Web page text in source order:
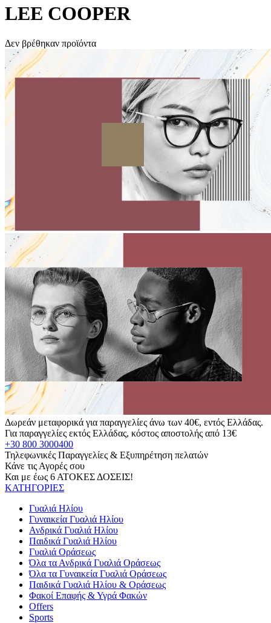
LEE COOPER
Δεν βρέθηκαν προϊόντα
Δωρεάν μεταφορικά για παραγγελίες άνω των 40€, εντός Ελλάδας.
Για παραγγελίες εκτός Ελλάδας, κόστος αποστολής από 13€
+30 800 3000400
Τηλεφωνικές Παραγγελίες & Εξυπηρέτηση πελατών
Κάνε τις Αγορές σου
Και με έως 6 ΑΤΟΚΕΣ ΔΟΣΕΙΣ!
ΚΑΤΗΓΟΡΙΕΣ
Γυαλιά Ηλίου
Γυναικεία Γυαλιά Ηλίου
Ανδρικά Γυαλιά Ηλίου
Παιδικά Γυαλιά Ηλίου
Γυαλιά Οράσεως
Όλα τα Ανδρικά Γυαλιά Οράσεως
Όλα τα Γυναικεία Γυαλιά Οράσεως
Παιδικά Γυαλιά Ηλίου & Οράσεως
Φακοί Επαφής & Υγρά Φακών
Offers
Sports